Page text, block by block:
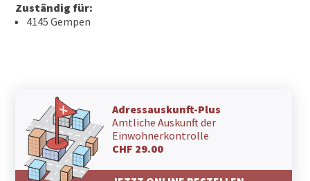
Zuständig für:
4145 Gempen
Adressauskunft-Plus
Amtliche Auskunft der
Einwohnerkontrolle
CHF 29.00